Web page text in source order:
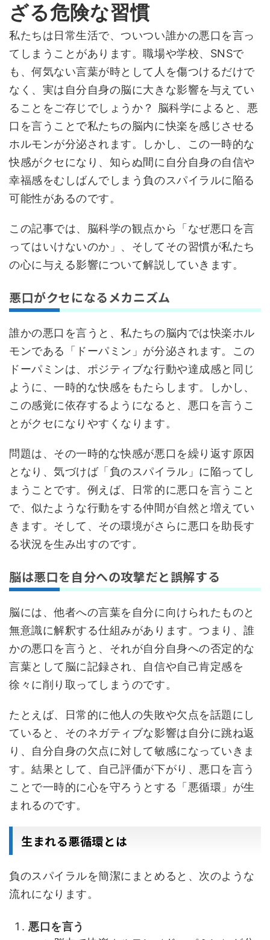
ざる危険な習慣
私たちは日常生活で、ついつい誰かの悪口を言っ
てしまうことがあります。職場や学校、SNSで
も、何気ない言葉が時として人を傷つけるだけで
なく、実は自分自身の脳に大きな影響を与えてい
ることをご存じでしょうか？ 脳科学によると、悪
口を言うことで私たちの脳内に快楽を感じさせる
ホルモンが分泌されます。しかし、この一時的な
快感がクセになり、知らぬ間に自分自身の自信や
幸福感をむしばんでしまう負のスパイラルに陥る
可能性があるのです。
この記事では、脳科学の観点から「なぜ悪口を言
ってはいけないのか」、そしてその習慣が私たち
の心に与える影響について解説していきます。
悪口がクセになるメカニズム
誰かの悪口を言うと、私たちの脳内では快楽ホル
モンである「ドーパミン」が分泌されます。この
ドーパミンは、ポジティブな行動や達成感と同じ
ように、一時的な快感をもたらします。しかし、
この感覚に依存するようになると、悪口を言うこ
とがクセになりやすくなります。
問題は、その一時的な快感が悪口を繰り返す原因
となり、気づけば「負のスパイラル」に陥ってし
まうことです。例えば、日常的に悪口を言うこと
で、似たような行動をする仲間が自然と増えてい
きます。そして、その環境がさらに悪口を助長す
る状況を生み出すのです。
脳は悪口を自分への攻撃だと誤解する
脳には、他者への言葉を自分に向けられたものと
無意識に解釈する仕組みがあります。つまり、誰
かの悪口を言うと、それが自分自身への否定的な
言葉として脳に記録され、自信や自己肯定感を
徐々に削り取ってしまうのです。
たとえば、日常的に他人の失敗や欠点を話題にし
ていると、そのネガティブな影響は自分に跳ね返
り、自分自身の欠点に対して敏感になっていきま
す。結果として、自己評価が下がり、悪口を言う
ことで一時的に心を守ろうとする「悪循環」が生
まれるのです。
生まれる悪循環とは
負のスパイラルを簡潔にまとめると、次のような
流れになります。
悪口を言う